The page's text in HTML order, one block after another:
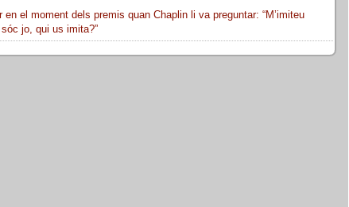
en el moment dels premis quan Chaplin li va preguntar: “M’imiteu
jo, qui us imita?”